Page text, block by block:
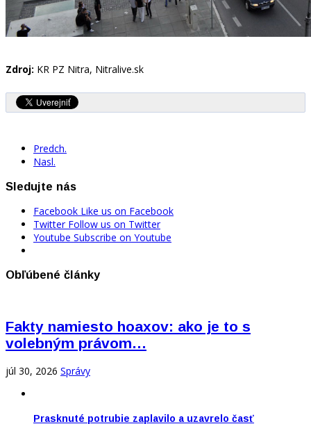
Zdroj: KR PZ Nitra, Nitralive.sk
Predch.
Nasl.
Sledujte nás
Facebook Like us on Facebook
Twitter Follow us on Twitter
Youtube Subscribe on Youtube
Obľúbené články
Fakty namiesto hoaxov: ako je to s
volebným právom…
júl 30, 2026 Správy
Prasknuté potrubie zaplavilo a uzavrelo časť